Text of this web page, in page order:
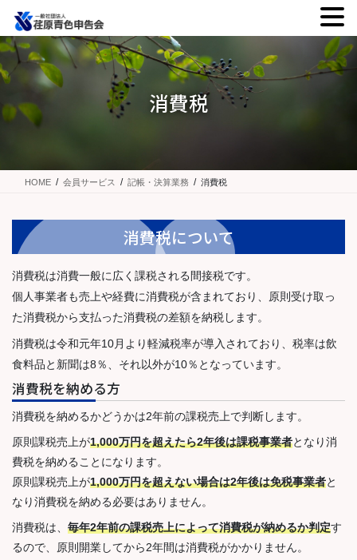
コ
テ
ツ
に
ナ
ゲ
シ
ョ
消費税
HOME 会員サービス 記帳・決算業務 消費税
消費税について
消費税は消費一般に広く課税される間接税です。
個人事業者も売上や経費に消費税が含まれており、原則受け取っ
た消費税から支払った消費税の差額を納税します。
消費税は令和元年10月より軽減税率が導入されており、税率は飲
食料品と新聞は8％、それ以外が10％となっています。
消費税を納める方
消費税を納めるかどうかは2年前の課税売上で判断します。
原則課税売上が1,000万円を超えたら2年後は課税事業者となり消
費税を納めることになります。
原則課税売上が1,000万円を超えない場合は2年後は免税事業者と
なり消費税を納める必要はありません。
消費税は、 毎年2年前の課税売上によって消費税が納めるか判定す
るので、原則開業してから2年間は消費税がかかりません。